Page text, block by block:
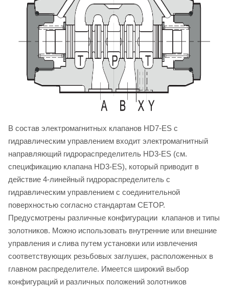
В состав электромагнитных клапанов HD7-ES с
гидравлическим управлением входит электромагнитный
направляющий гидрораспределитель HD3-ES (см.
спецификацию клапана HD3-ES), который приводит в
действие 4-линейный гидрораспределитель с
гидравлическим управлением с соединительной
поверхностью согласно стандартам CETOP.
Предусмотрены различные конфигурации клапанов и типы
золотников. Можно использовать внутренние или внешние
управления и слива путем установки или извлечения
соответствующих резьбовых заглушек, расположенных в
главном распределителе. Имеется широкий выбор
конфигураций и различных положений золотников